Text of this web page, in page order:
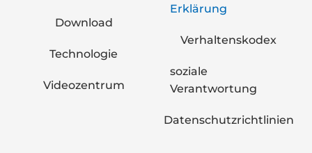
Download
Technologie
Videozentrum
Erklärung
Verhaltenskodex
soziale
Verantwortung
Datenschutzrichtlinien